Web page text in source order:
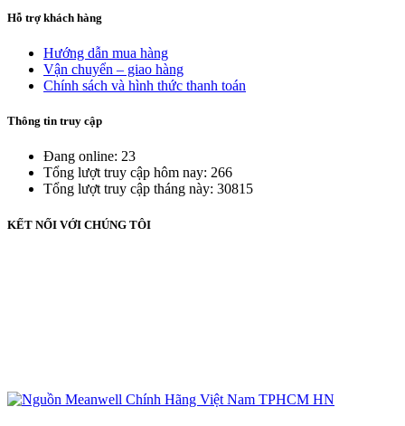
Hỗ trợ khách hàng
Hướng dẫn mua hàng
Vận chuyển – giao hàng
Chính sách và hình thức thanh toán
Thông tin truy cập
Đang online: 23
Tổng lượt truy cập hôm nay: 266
Tổng lượt truy cập tháng này: 30815
KẾT NỐI VỚI CHÚNG TÔI